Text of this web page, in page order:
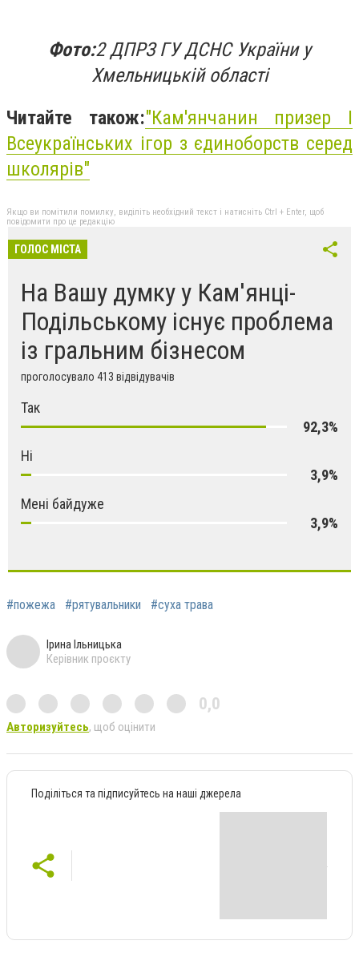
Фото:2 ДПРЗ ГУ ДСНС України у
Хмельницькій області
Читайте також:"Кам'янчанин призер І
Всеукраїнських ігор з єдиноборств серед
школярів"
Якщо ви помітили помилку, виділіть необхідний текст і натисніть Ctrl + Enter, щоб
повідомити про це редакцію
ГОЛОС МІСТА
На Вашу думку у Кам'янці-
Подільському існує проблема
із гральним бізнесом
проголосувало 413 відвідувачів
Так
92,3%
Ні
3,9%
Мені байдуже
3,9%
#пожежа #рятувальники #суха трава
Ірина Ільницька
Керівник проєкту
0,0
Авторизуйтесь, щоб оцінити
Поділіться та підписуйтесь на наші джерела